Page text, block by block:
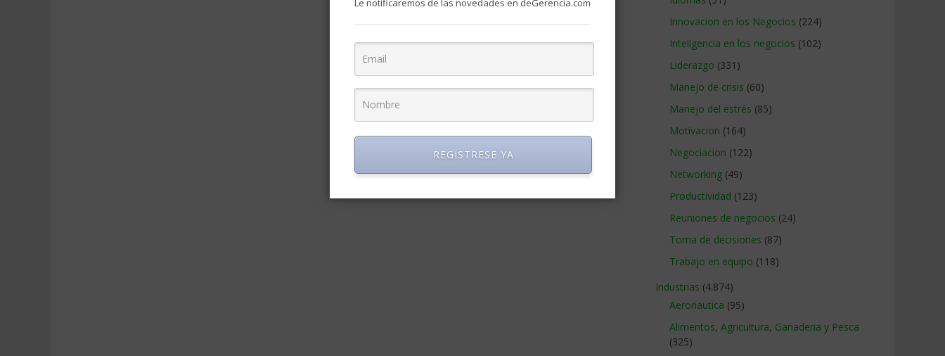
Innovacion en los Negocios (224)
Inteligencia en los negocios (102)
Liderazgo (331)
Manejo de crisis (60)
Manejo del estrés (85)
Motivacion (164)
Negociacion (122)
Networking (49)
Productividad (123)
Reuniones de negocios (24)
Toma de decisiones (87)
Trabajo en equipo (118)
Industrias (4.874)
Aeronautica (95)
Alimentos, Agricultura, Ganaderia y Pesca
(325)
Le notificaremos de las novedades en deGerencia.com
REGISTRESE YA